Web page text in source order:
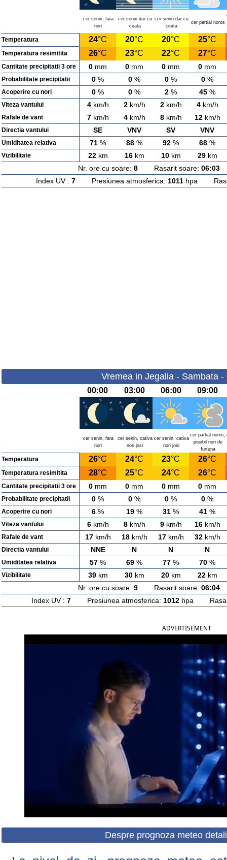
cer senin, fara
nori
cer senin dar cu
ceata
cer senin dar cu
ceata
cer partial noros
Temperatura 24°C 20°C 20°C 25°C
Temperatura resimitita 26°C 23°C 22°C 27°C
Cantitate precipitatii 3 ore 0 mm 0 mm 0 mm 0 mm
Probabilitate precipitatii 0 % 0 % 0 % 0 %
Acoperire cu nori 0 % 0 % 2 % 45 %
Viteza vantului 4km/h 2km/h 2km/h 4km/h
Rafale de vant 7km/h 4km/h 8km/h 12km/h
Directia vantului SE VNV SV VNV
Umiditatea relativa 71 % 88 % 92 % 68 %
Vizibilitate 22km 16km 10km 29km
Nr. ore cu soare: 8Rasarit soare: 06:03
Index UV : 7Presiunea atmosferica: 1011hpa
Vremea in Jegalia - Sambata -
00:00 03:00 06:00 09:00
cer senin, fara
nori
cer senin, cativa
nori josi
cer senin, cativa
nori josi
cer partial noros,
posibil nori de
furtuna
Temperatura 26°C 24°C 23°C 26°C
Temperatura resimitita 28°C 25°C 24°C 26°C
Cantitate precipitatii 3 ore 0 mm 0 mm 0 mm 0 mm
Probabilitate precipitatii 0 % 0 % 0 % 0 %
Acoperire cu nori 6 % 19 % 31 % 41 %
Viteza vantului 6km/h 8km/h 9km/h 16km/h
Rafale de vant 17km/h 18km/h 17km/h 32km/h
Directia vantului NNE N N N
Umiditatea relativa 57 % 69 % 77 % 70 %
Vizibilitate 39km 30km 20km 22km
Nr. ore cu soare: 9Rasarit soare: 06:04
Index UV : 7Presiunea atmosferica: 1012hpa
ADVERTISEMENT
Despre prognoza meteo